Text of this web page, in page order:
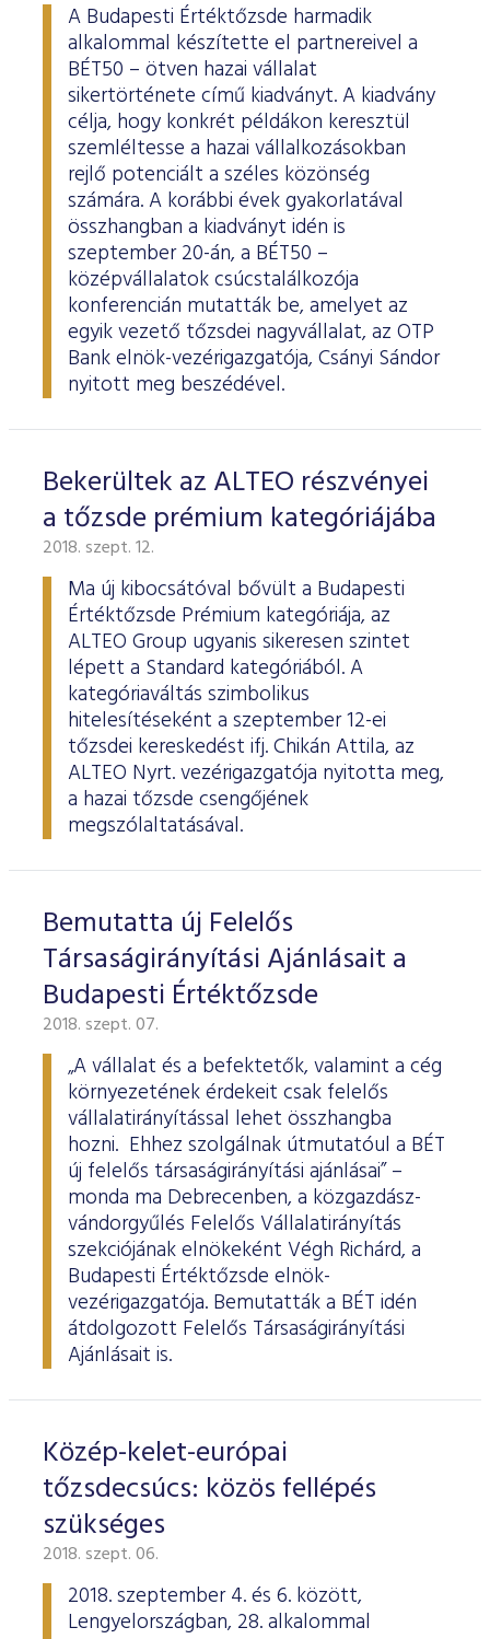
A Budapesti Értéktőzsde harmadik
alkalommal készítette el partnereivel a
BÉT50 – ötven hazai vállalat
sikertörténete című kiadványt. A kiadvány
célja, hogy konkrét példákon keresztül
szemléltesse a hazai vállalkozásokban
rejlő potenciált a széles közönség
számára. A korábbi évek gyakorlatával
összhangban a kiadványt idén is
szeptember 20-án, a BÉT50 –
középvállalatok csúcstalálkozója
konferencián mutatták be, amelyet az
egyik vezető tőzsdei nagyvállalat, az OTP
Bank elnök-vezérigazgatója, Csányi Sándor
nyitott meg beszédével.
Bekerültek az ALTEO részvényei
a tőzsde prémium kategóriájába
2018. szept. 12.
Ma új kibocsátóval bővült a Budapesti
Értéktőzsde Prémium kategóriája, az
ALTEO Group ugyanis sikeresen szintet
lépett a Standard kategóriából. A
kategóriaváltás szimbolikus
hitelesítéseként a szeptember 12-ei
tőzsdei kereskedést ifj. Chikán Attila, az
ALTEO Nyrt. vezérigazgatója nyitotta meg,
a hazai tőzsde csengőjének
megszólaltatásával.
Bemutatta új Felelős
Társaságirányítási Ajánlásait a
Budapesti Értéktőzsde
2018. szept. 07.
„A vállalat és a befektetők, valamint a cég
környezetének érdekeit csak felelős
vállalatirányítással lehet összhangba
hozni. Ehhez szolgálnak útmutatóul a BÉT
új felelős társaságirányítási ajánlásai” –
monda ma Debrecenben, a közgazdász-
vándorgyűlés Felelős Vállalatirányítás
szekciójának elnökeként Végh Richárd, a
Budapesti Értéktőzsde elnök-
vezérigazgatója. Bemutatták a BÉT idén
átdolgozott Felelős Társaságirányítási
Ajánlásait is.
Közép-kelet-európai
tőzsdecsúcs: közös fellépés
szükséges
2018. szept. 06.
2018. szeptember 4. és 6. között,
Lengyelországban, 28. alkalommal